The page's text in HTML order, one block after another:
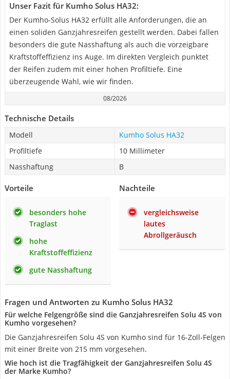
Unser Fazit für Kumho Solus HA32:
Der Kumho-Solus HA32 erfüllt alle Anforderungen, die an
einen soliden Ganzjahresreifen gestellt werden. Dabei fallen
besonders die gute Nasshaftung als auch die vorzeigbare
Kraftstoffeffizienz ins Auge. Im direkten Vergleich punktet
der Reifen zudem mit einer hohen Profiltiefe. Eine
überzeugende Wahl, wie wir finden.
08/2026
Technische Details
Modell
Kumho Solus HA32
Profiltiefe
10 Millimeter
Nasshaftung
B
Vorteile
besonders hohe
Traglast
hohe
Kraftstoffeffizienz
gute Nasshaftung
Nachteile
vergleichsweise
lautes
Abrollgeräusch
Fragen und Antworten zu Kumho Solus HA32
Für welche Felgengröße sind die Ganzjahresreifen Solu 4S von
Kumho vorgesehen?
Die Ganzjahresreifen Solu 4S von Kumho sind für 16-Zoll-Felgen
mit einer Breite von 215 mm vorgesehen.
Wie hoch ist die Tragfähigkeit der Ganzjahresreifen Solu 4S
der Marke Kumho?